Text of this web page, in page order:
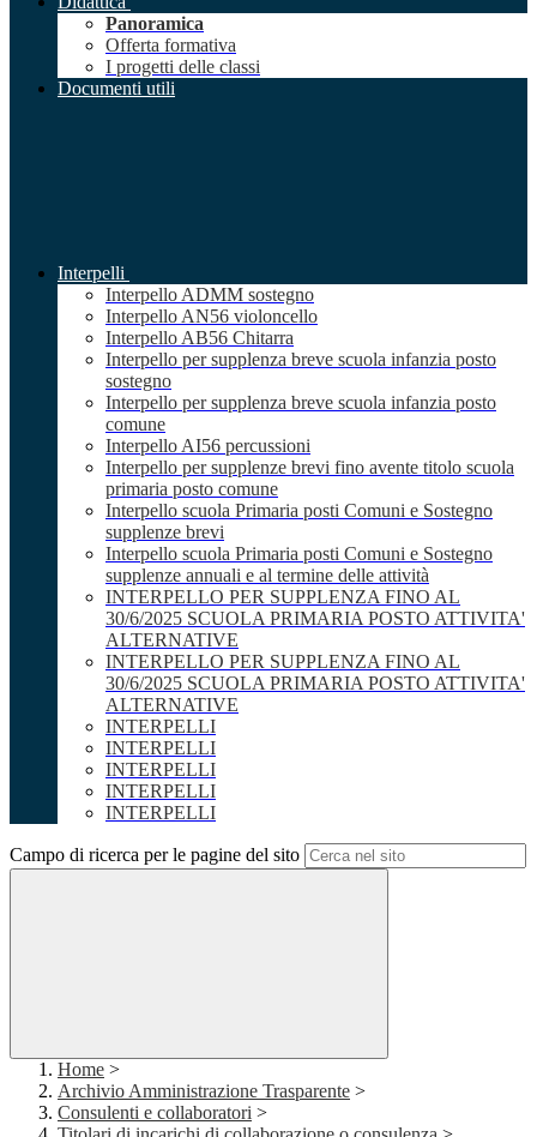
Panoramica
Offerta formativa
I progetti delle classi
Documenti utili
Interpelli
Interpello ADMM sostegno
Interpello AN56 violoncello
Interpello AB56 Chitarra
Interpello per supplenza breve scuola infanzia posto
sostegno
Interpello per supplenza breve scuola infanzia posto
comune
Interpello AI56 percussioni
Interpello per supplenze brevi fino avente titolo scuola
primaria posto comune
Interpello scuola Primaria posti Comuni e Sostegno
supplenze brevi
Interpello scuola Primaria posti Comuni e Sostegno
supplenze annuali e al termine delle attività
INTERPELLO PER SUPPLENZA FINO AL
30/6/2025 SCUOLA PRIMARIA POSTO ATTIVITA'
ALTERNATIVE
INTERPELLO PER SUPPLENZA FINO AL
30/6/2025 SCUOLA PRIMARIA POSTO ATTIVITA'
ALTERNATIVE
INTERPELLI
INTERPELLI
INTERPELLI
INTERPELLI
INTERPELLI
Campo di ricerca per le pagine del sito
Home >
Archivio Amministrazione Trasparente >
Consulenti e collaboratori >